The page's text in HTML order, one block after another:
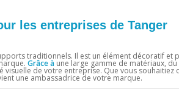
les entreprises de Tanger
traditionnels. Il est un élément décoratif et
Grâce à une large gamme de matériaux,
visuelle de votre entreprise. Que vous
une ambassadrice de votre marque.